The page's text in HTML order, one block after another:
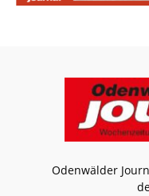
Odenwälder